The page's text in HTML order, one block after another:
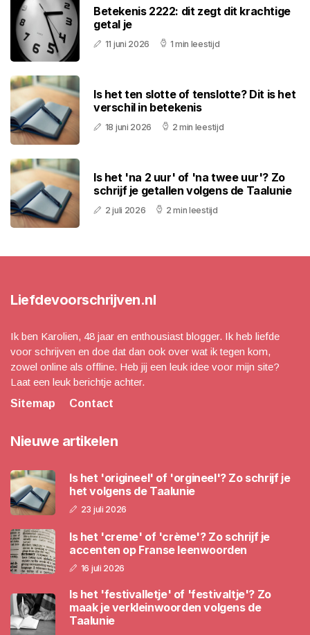
Betekenis 2222: dit zegt dit krachtige
getal je
11 juni 2026 1 min leestijd
Is het ten slotte of tenslotte? Dit is het
verschil in betekenis
18 juni 2026 2 min leestijd
Is het 'na 2 uur' of 'na twee uur'? Zo
schrijf je getallen volgens de Taalunie
2 juli 2026 2 min leestijd
Liefdevoorschrijven.nl
Ik ben Karolien, 48 jaar en enthousiast blogger. Ik heb liefde
voor schrijven en doe dat dan ook over wat ik tegen kom,
zowel online als offline. Heb jij een leuk idee voor mijn site?
Laat een leuk berichtje achter.
Sitemap
Contact
Nieuwe artikelen
Is het 'origineel' of 'orgineel'? Zo schrijf je
het volgens de Taalunie
23 juli 2026
Is het 'creme' of 'crème'? Zo schrijf je
accenten op Franse leenwoorden
16 juli 2026
Is het 'festivalletje' of 'festivaltje'? Zo
maak je verkleinwoorden volgens de
Taalunie